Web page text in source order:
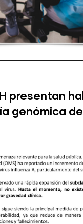
presentan
genómica